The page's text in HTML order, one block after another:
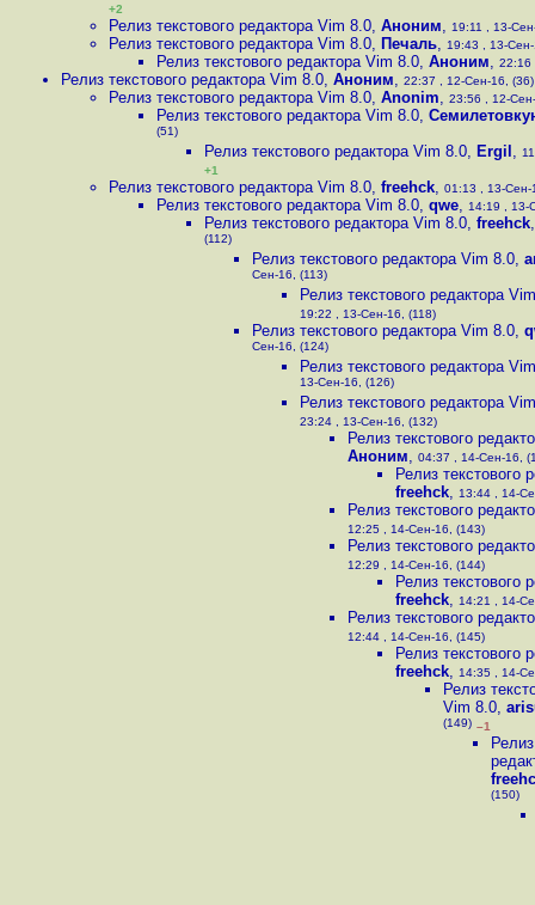
+2
Релиз текстового редактора Vim 8.0, Аноним, 19:11 , 13-
Релиз текстового редактора Vim 8.0, Печаль, 19:43 , 13-
Релиз текстового редактора Vim 8.0, Аноним, 22:16
Релиз текстового редактора Vim 8.0, Аноним, 22:37 , 12-Сен-16, (36)
Релиз текстового редактора Vim 8.0, Anonim, 23:56 , 12-
Релиз текстового редактора Vim 8.0,
(51)
Релиз текстового редактора Vim 8.0, Ergil ,
+1
Релиз текстового редактора Vim 8.0, freehck, 01:13 , 13-Сен-
Релиз текстового редактора Vim 8.0, qwe, 14:19 , 13-
Релиз текстового редактора Vim 8.0, freehck
(112)
Релиз текстового редактора Vim 8.0,
Сен-16, (113)
Релиз текстового редактора
19:22 , 13-Сен-16, (118)
Релиз текстового редактора Vim 8.0,
Сен-16, (124)
Релиз текстового редактора
13-Сен-16, (126)
Релиз текстового редактора
23:24 , 13-Сен-16, (132)
Релиз текстового
Аноним, 04:37 , 14-Сен-16,
Релиз текстового
freehck, 13:44 , 14-
Релиз текстового
12:25 , 14-Сен-16, (143)
Релиз текстового
12:29 , 14-Сен-16, (144)
Релиз текстового
freehck, 14:21 , 14-
Релиз текстового
12:44 , 14-Сен-16, (145)
Релиз текстового
freehck, 14:35 , 14-
Релиз
Vim 8.0,
(149) –1
(150)